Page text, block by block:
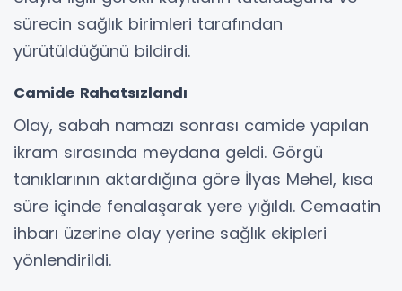
sürecin sağlık birimleri tarafından
yürütüldüğünü bildirdi.
Camide Rahatsızlandı
Olay, sabah namazı sonrası camide yapılan
ikram sırasında meydana geldi. Görgü
tanıklarının aktardığına göre İlyas Mehel, kısa
süre içinde fenalaşarak yere yığıldı. Cemaatin
ihbarı üzerine olay yerine sağlık ekipleri
yönlendirildi.